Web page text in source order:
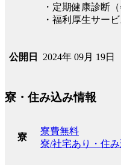
・定期健康診断（
・福利厚生サー
公開日 2024年 09月 19日
寮・住み込み情報
寮
寮費無料
寮/社宅あり・住